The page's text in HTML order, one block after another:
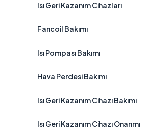
Isı Geri Kazanım Cihazları
Fancoil Bakımı
Isı Pompası Bakımı
Hava Perdesi Bakımı
Isı Geri Kazanım Cihazı Bakımı
Isı Geri Kazanım Cihazı Onarımı